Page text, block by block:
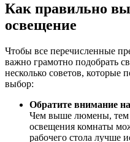
Как правильно
освещение
Чтобы все перечисленные
важно грамотно подобрать
несколько советов, которые
выбор:
Обратите внимание
Чем выше люмены, тем
освещения комнаты
рабочего стола лучше